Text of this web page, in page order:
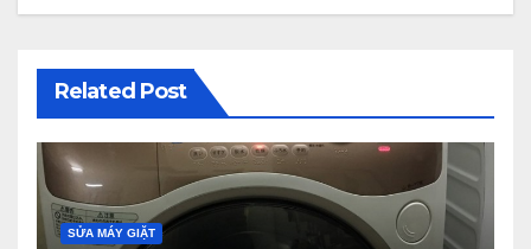
Related Post
SỬA MÁY GIẶT